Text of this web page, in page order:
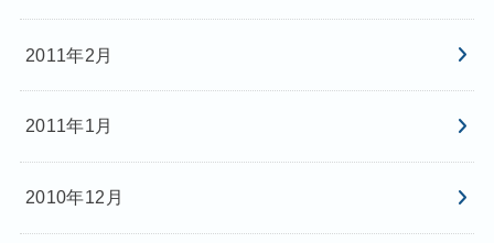
2011年2月
2011年1月
2010年12月